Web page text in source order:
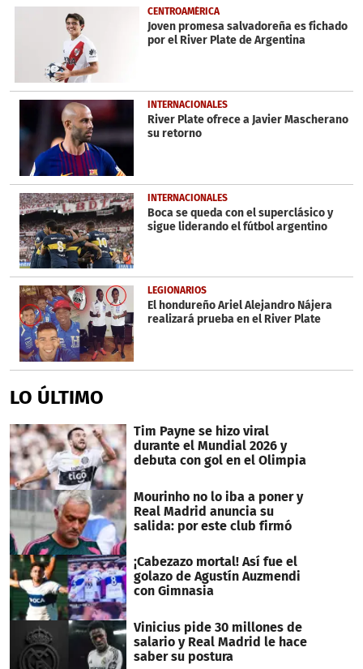
1
CENTROAMÉRICA
Joven promesa salvadoreña es fichado
por el River Plate de Argentina
INTERNACIONALES
River Plate ofrece a Javier Mascherano
su retorno
INTERNACIONALES
Boca se queda con el superclásico y
sigue liderando el fútbol argentino
LEGIONARIOS
El hondureño Ariel Alejandro Nájera
realizará prueba en el River Plate
LO ÚLTIMO
Tim Payne se hizo viral
durante el Mundial 2026 y
debuta con gol en el Olimpia
Mourinho no lo iba a poner y
Real Madrid anuncia su
salida: por este club firmó
¡Cabezazo mortal! Así fue el
golazo de Agustín Auzmendi
con Gimnasia
Vinicius pide 30 millones de
salario y Real Madrid le hace
saber su postura